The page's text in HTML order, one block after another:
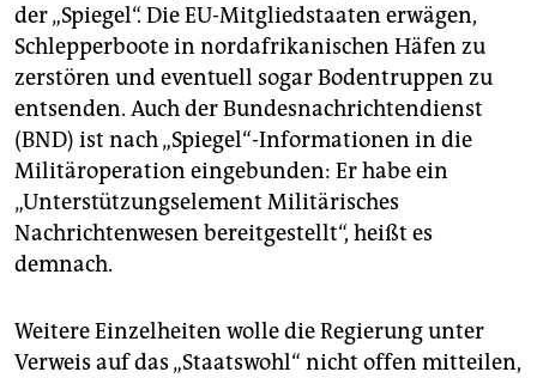
der „Spiegel“. Die EU-Mitgliedstaaten erwägen,
Schlepperboote in nordafrikanischen Häfen zu
zerstören und eventuell sogar Bodentruppen zu
entsenden. Auch der Bundesnachrichtendienst
(BND) ist nach „Spiegel“-Informationen in die
Militäroperation eingebunden: Er habe ein
„Unterstützungselement Militärisches
Nachrichtenwesen bereitgestellt“, heißt es
demnach.
Weitere Einzelheiten wolle die Regierung unter
Verweis auf das „Staatswohl“ nicht offen mitteilen,